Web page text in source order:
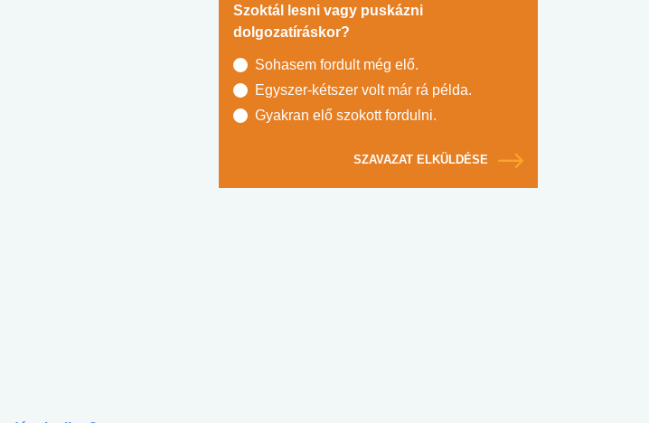
Szoktál lesni vagy puskázni
dolgozatíráskor?
Sohasem fordult még elő.
Egyszer-kétszer volt már rá példa.
Gyakran elő szokott fordulni.
SZAVAZAT ELKÜLDÉSE